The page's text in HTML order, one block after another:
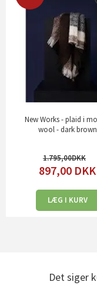
New Works - plaid i
wool - dark brown
1.795,00
897,00 DKK
LÆG I KURV
Det siger